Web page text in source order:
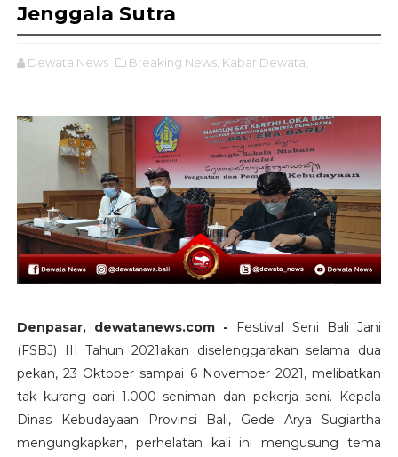
Jenggala Sutra
Dewata News Breaking News, Kabar Dewata,
Denpasar, dewatanews.com - Festival Seni Bali Jani
(FSBJ) III Tahun 2021akan diselenggarakan selama dua
pekan, 23 Oktober sampai 6 November 2021, melibatkan
tak kurang dari 1.000 seniman dan pekerja seni. Kepala
Dinas Kebudayaan Provinsi Bali, Gede Arya Sugiartha
mengungkapkan, perhelatan kali ini mengusung tema